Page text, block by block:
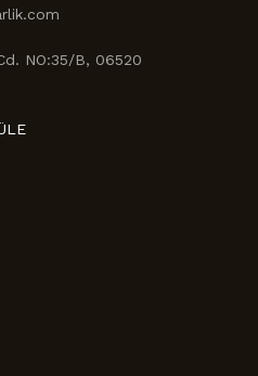
NO:35/B, 06520